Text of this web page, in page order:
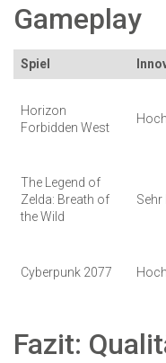
Gameplay
Spiel
Horizon
Forbidden West
Hoch
The Legend of
Zelda: Breath of
the Wild
Sehr
Cyberpunk 2077 Hoch
Fazit: